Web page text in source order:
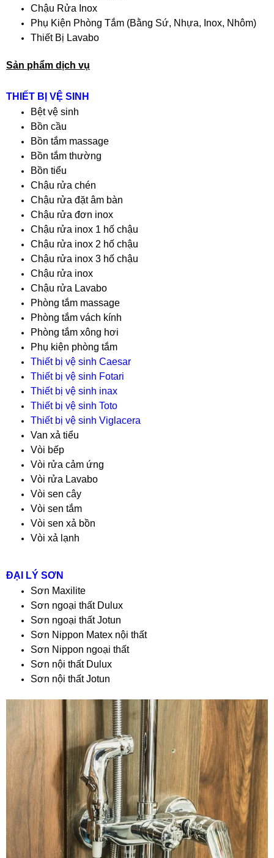
Chậu Rửa Inox
Phụ Kiện Phòng Tắm (Bằng Sứ, Nhựa, Inox, Nhôm)
Thiết Bị Lavabo
Sản phẩm dịch vụ
THIẾT BỊ VỆ SINH
Bệt vệ sinh
Bồn cầu
Bồn tắm massage
Bồn tắm thường
Bồn tiểu
Chậu rửa chén
Chậu rửa đặt âm bàn
Chậu rửa đơn inox
Chậu rửa inox 1 hố chậu
Chậu rửa inox 2 hố chậu
Chậu rửa inox 3 hố chậu
Chậu rửa inox
Chậu rửa Lavabo
Phòng tắm massage
Phòng tắm vách kính
Phòng tắm xông hơi
Phụ kiện phòng tắm
Thiết bị vệ sinh Caesar
Thiết bị vệ sinh Fotari
Thiết bị vệ sinh inax
Thiết bị vệ sinh Toto
Thiết bị vệ sinh Viglacera
Van xả tiểu
Vòi bếp
Vòi rửa cảm ứng
Vòi rửa Lavabo
Vòi sen cây
Vòi sen tắm
Vòi sen xả bồn
Vòi xả lạnh
ĐẠI LÝ SƠN
Sơn Maxilite
Sơn ngoại thất Dulux
Sơn ngoại thất Jotun
Sơn Nippon Matex nội thất
Sơn Nippon ngoại thất
Sơn nội thất Dulux
Sơn nội thất Jotun